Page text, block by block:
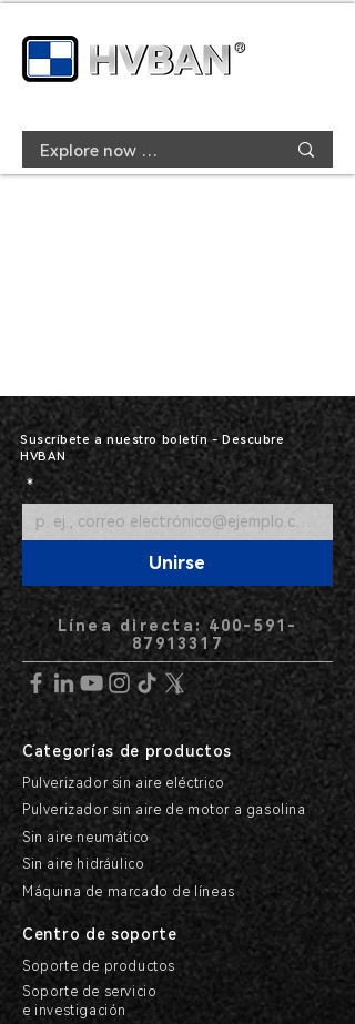
Suscríbete a nuestro boletín - Descubre
HVBAN
*
Unirse
Línea directa: 400-591-
87913317
Categorías de productos
Pulverizador sin aire eléctrico
Pulverizador sin aire de motor a gasolina
Sin aire neumático
Sin aire hidráulico
Máquina de marcado de líneas
Centro de soporte
Soporte de productos
Soporte de servicio
e investigación